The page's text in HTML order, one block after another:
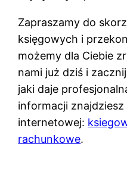
Zapraszamy do
księgowych i
możemy dla Ciebie
nami już dziś i
jaki daje
informacji
internetowej:
rachunkowe.